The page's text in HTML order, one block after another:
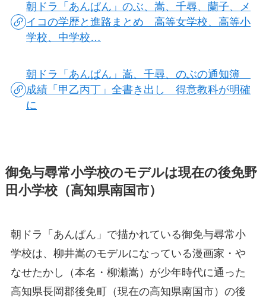
朝ドラ「あんぱん」のぶ、嵩、千尋、蘭子、メ
イコの学歴と進路まとめ 高等女学校、高等小
学校、中学校…
朝ドラ「あんぱん」嵩、千尋、のぶの通知簿
成績「甲乙丙丁」全書き出し 得意教科が明確
に
御免与尋常小学校のモデルは現在の後免野
田小学校（高知県南国市）
朝ドラ「あんぱん」で描かれている御免与尋常小
学校は、柳井嵩のモデルになっている漫画家・や
なせたかし（本名・柳瀬嵩）が少年時代に通った
高知県長岡郡後免町（現在の高知県南国市）の後